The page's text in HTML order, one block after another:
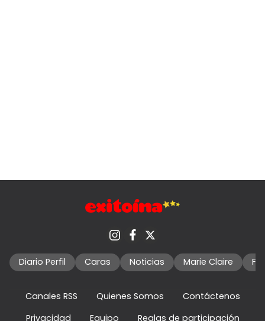
Diario Perfil Caras Noticias Marie Claire
Canales RSS Quienes Somos
Contáctenos
Privacidad
Equipo Reglas de participación